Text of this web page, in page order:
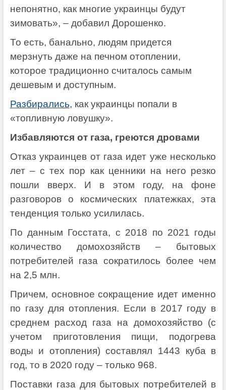
непонятно, как многие украинцы будут
зимовать», – добавил Дорошенко.
То есть, банально, людям придется
мерзнуть даже на печном отоплении,
которое традиционно считалось самым
дешевым и доступным.
Разбирались, как украинцы попали в
«топливную ловушку».
Избавляются от газа, греются дровами
Отказ украинцев от газа идет уже несколько
лет – с тех пор как ценники на него резко
пошли вверх. И в этом году, на фоне
разговоров о космических платежках, эта
тенденция только усилилась.
По данным Госстата, с 2018 по 2021 годы
количество домохозяйств – бытовых
потребителей газа сократилось более чем
на 2,5 млн.
Причем, основное сокращение идет именно
по газу для отопления. Если в 2017 году в
среднем расход газа на домохозяйство (с
учетом приготовления пищи, подогрева
воды и отопления) составлял 1443 куба в
год, то в 2020 году – только 968.
Поставки газа для бытовых потребителей в